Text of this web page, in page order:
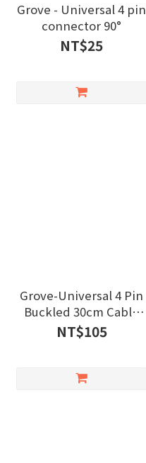
Grove - Universal 4 pin
connector 90°
NT$25
Grove-Universal 4 Pin
Buckled 30cm Cable
(5pcs)
NT$105